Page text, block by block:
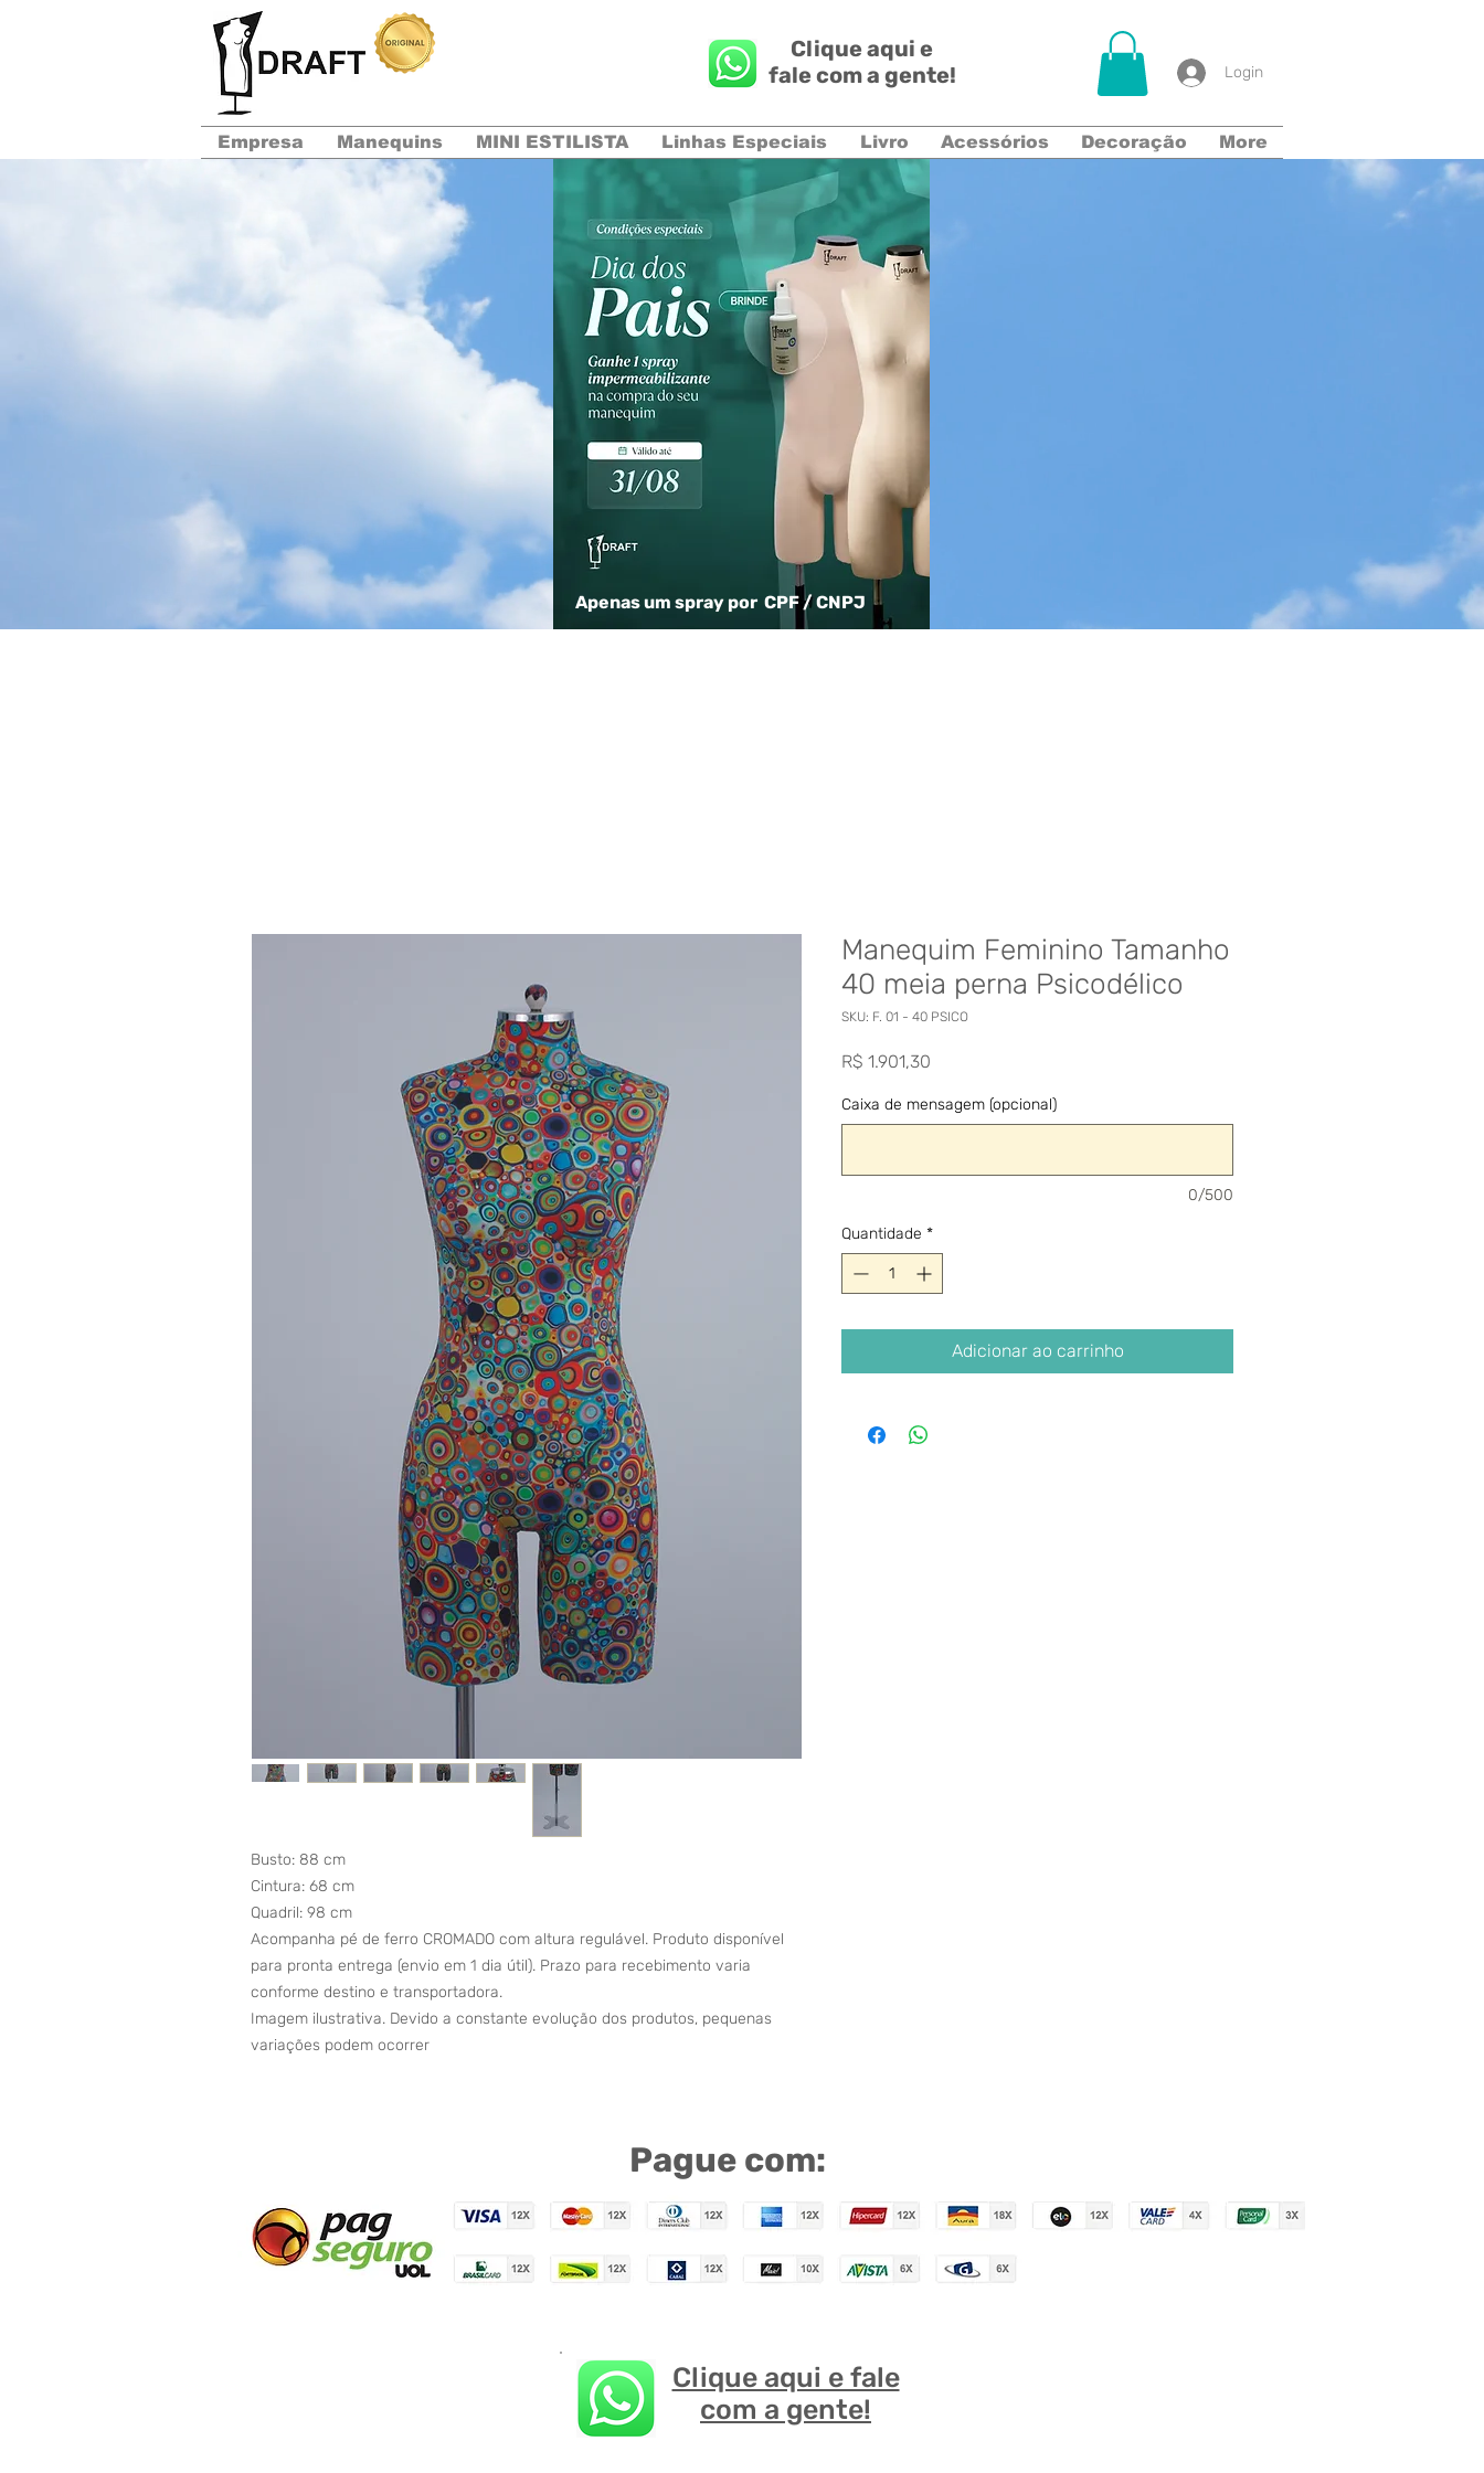
Clique aqui e
fale com a gente!
Login
Empresa Manequins MINI ESTILISTA Linhas Especiais Livro Acessórios Decoração More
Apenas um spray por CPF / CNPJ
Busto: 88 cm
Cintura: 68 cm
Quadril: 98 cm
Acompanha pé de ferro CROMADO com altura regulável. Produto disponível
para pronta entrega (envio em 1 dia útil). Prazo para recebimento varia
conforme destino e transportadora.
Imagem ilustrativa. Devido a constante evolução dos produtos, pequenas
variações podem ocorrer
Manequim Feminino Tamanho
40 meia perna Psicodélico
SKU: F. 01 - 40 PSICO
R$ 1.901,30
Caixa de mensagem (opcional)
0/500
Quantidade *
Adicionar ao carrinho
Pague com:
Clique aqui e fale
com a gente!